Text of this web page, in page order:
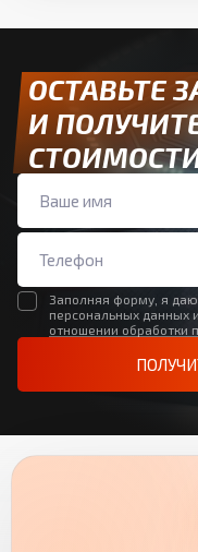
ОСТАВЬТЕ
И
Заполняя форму, я даю
персональных данных
отношении обработки